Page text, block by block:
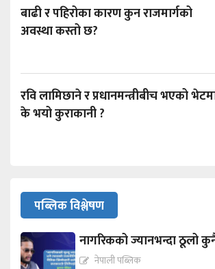
बाढी र पहिरोका कारण कुन राजमार्गको
अवस्था कस्तो छ?
रवि लामिछाने र प्रधानमन्त्रीबीच भएको
के भयो कुराकानी ?
पब्लिक विश्लेषण
नागरिकको ज्यानभन्दा ठूलो
नेपाली पब्लिक